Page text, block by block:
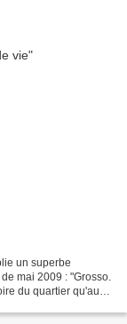
un superbe
mai 2009 : "Grosso.
du quartier qu'aux